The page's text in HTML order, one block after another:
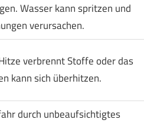
Wasser kann spritzen und
verursachen.
verbrennt Stoffe oder das
kann sich überhitzen.
durch unbeaufsichtigtes